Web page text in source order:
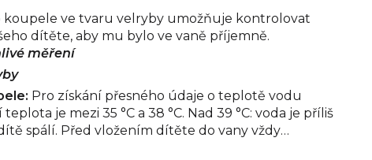
koupele ve tvaru velryby umožňuje kontrolovat
dítěte, aby mu bylo ve vaně příjemně.
měření
Pro získání přesného údaje o teplotě vodu
je mezi 35 °C a 38 °C. Nad 39 °C: voda je příliš
spálí. Před vložením dítěte do vany vždy
na předloktí. Po použití ji otřete měkkým